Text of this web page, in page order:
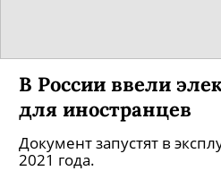
В России ввели
для иностранцев
Документ запустят в
2021 года.